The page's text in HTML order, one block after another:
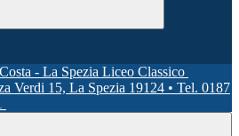
Liceo Classico
Verdi 15, La Spezia 19124 • Tel. 0187